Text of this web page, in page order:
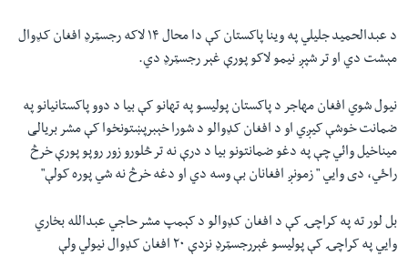
د عبدالحميد جليلي په وينا پاکستان کې دا محال ۱۴ لاکه رجسټرډ افغان کډوال
مېشت دي او تر شپږ نيمو لاکو پورې غېر رجسټرډ دي.
نيول شوي افغان مهاجر د پاکستان پوليسو په تهانو کې بيا د دوو پاکستانيانو په
ضمانت خوشې کيږي او د افغان کډوالو د شورا خېبرپښتونخوا کې مشر بريالی
ميناخيل وائي چې په دغو ضمانتونو بيا د درې نه تر څلورو زور روپو پورې خرڅ
راځي، دی وايي " زمونږ افغانان بې وسه دي او دغه خرڅ نه شي پوره کولې"
بل لور ته په کراچۍ کې د افغان کډوالو د کېمپ مشر حاجي عبدالله بخاري
وايي په کراچۍ کې پوليسو غېررجسټرډ نزدې ۲۰ افغان کډوال نيولي ولې